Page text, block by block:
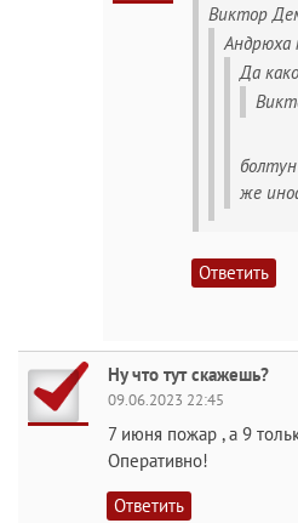
Виктор
Андрюха
Да
же
Ответить
Ну что тут скажешь?
09.06.2023 22:45
7 июня пожар , а 9
Оперативно!
Ответить